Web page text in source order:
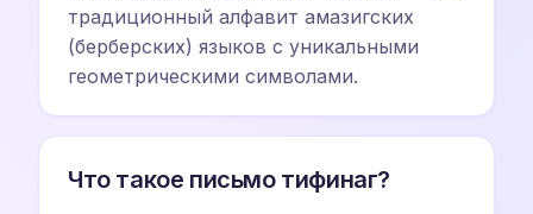
традиционный алфавит амазигских
(берберских) языков с уникальными
геометрическими символами.
Что такое письмо тифинаг?